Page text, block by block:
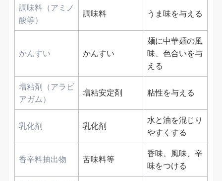
調味料（アミノ
酸等）
調味料 うま味を与える
かんすい かんすい
麺に中華麺の風
味、色合いを与
える
増粘剤（アラビ
アガム）
増粘安定剤 粘性を与える
乳化剤 乳化剤
水と油を混じり
やすくする
香辛料抽出物 苦味料等
香味、風味、辛
味をつける